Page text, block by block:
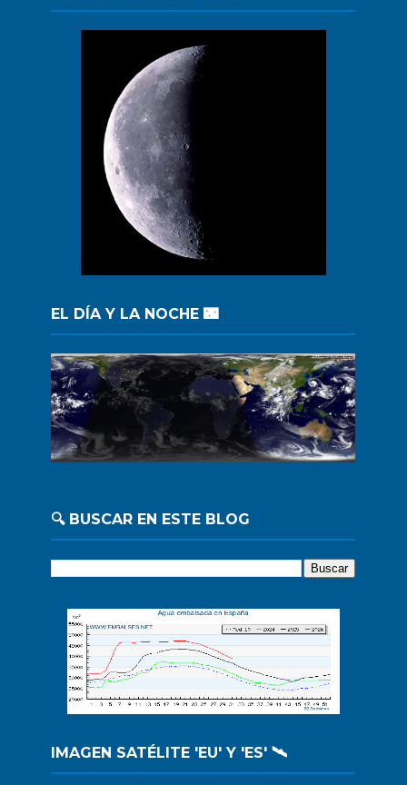
EL DÍA Y LA NOCHE 🌃
🔍 BUSCAR EN ESTE BLOG
IMAGEN SATÉLITE 'EU' Y 'ES' 🛰️